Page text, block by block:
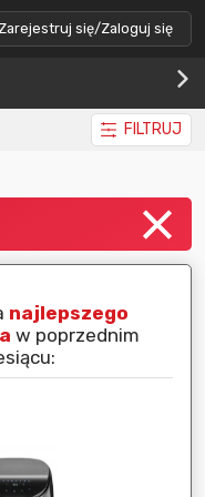
Zarejestruj się/Zaloguj się
FILTRUJ
najlepszego
w poprzednim